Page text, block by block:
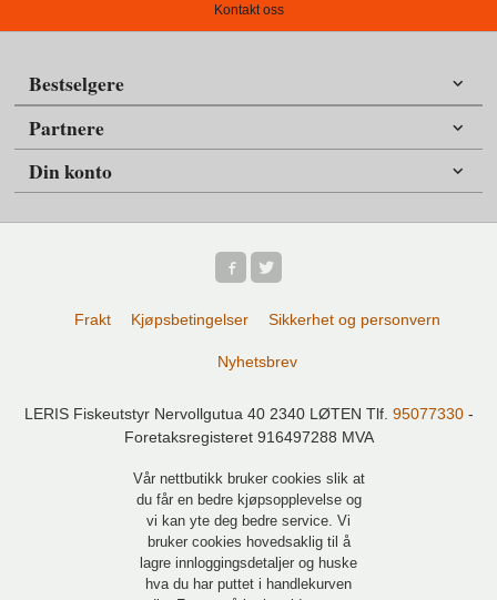
Kontakt oss
Bestselgere
Partnere
Din konto
Frakt Kjøpsbetingelser Sikkerhet og personvern
Nyhetsbrev
LERIS Fiskeutstyr Nervollgutua 40 2340 LØTEN Tlf. 95077330-
Foretaksregisteret 916497288 MVA
Vår nettbutikk bruker cookies slik at
du får en bedre kjøpsopplevelse og
vi kan yte deg bedre service. Vi
bruker cookies hovedsaklig til å
lagre innloggingsdetaljer og huske
hva du har puttet i handlekurven